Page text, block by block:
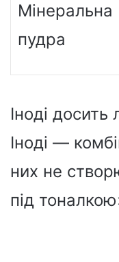
Мінеральна
пудра
Іноді
Іноді —
них не
під